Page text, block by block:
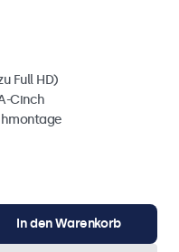
Full HD)
Cinch
In den Warenkorb